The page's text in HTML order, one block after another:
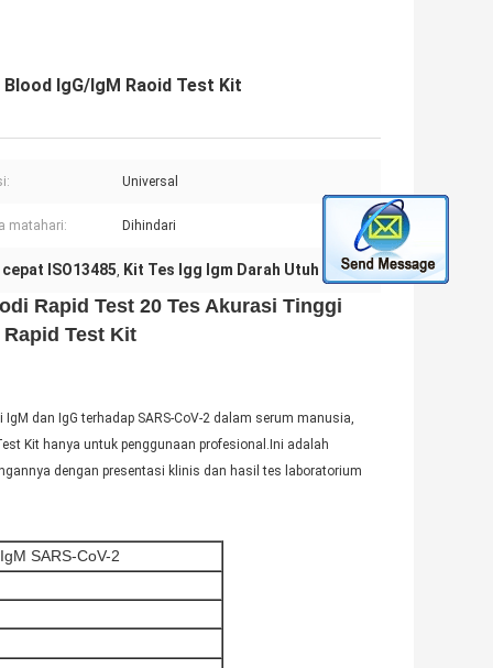
IgG/IgM Raoid Test Kit
Universal
matahari: Dihindari
ISO13485, Kit Tes Igg Igm Darah Utuh
Rapid Test 20 Tes Akurasi Tinggi
Test Kit
dan IgG terhadap SARS-CoV-2 dalam serum manusia,
Kit hanya untuk penggunaan profesional.Ini adalah
dengan presentasi klinis dan hasil tes laboratorium
SARS-CoV-2